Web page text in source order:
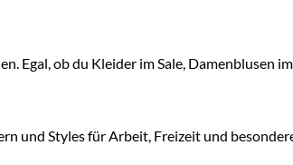
Egal, ob du Kleider im Sale, Damenblusen
und Styles für Arbeit, Freizeit und